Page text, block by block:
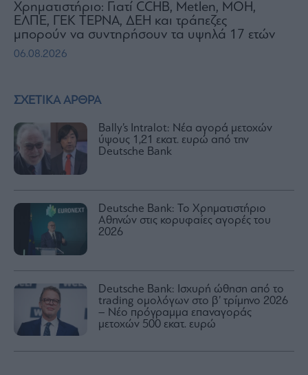
ΣΧΕΤΙΚΑ ΑΡΘΡΑ
Bally’s Intralot: Νέα αγορά μετοχών
ύψους 1,21 εκατ. ευρώ από την
Deutsche Bank
Deutsche Bank: Το Χρηματιστήριο
Αθηνών στις κορυφαίες αγορές του
2026
Deutsche Bank: Ισχυρή ώθηση από το
trading ομολόγων στο β’ τρίμηνο 2026
– Νέο πρόγραμμα επαναγοράς
μετοχών 500 εκατ. ευρώ
Χρηματιστήριο: Γιατί CCHB, Metlen, MOH,
ΕΛΠΕ, ΓΕΚ ΤΕΡΝΑ, ΔΕΗ και τράπεζες
μπορούν να συντηρήσουν τα υψηλά 17 ετών
06.08.2026